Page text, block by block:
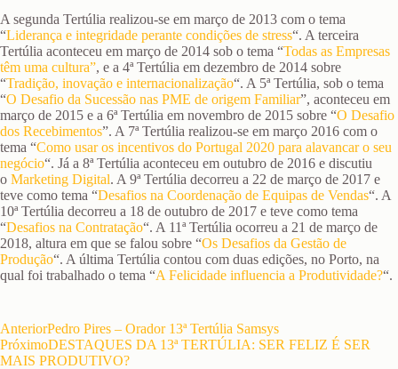
A segunda Tertúlia realizou-se em março de 2013 com o tema
“Liderança e integridade perante condições de stress“. A terceira
Tertúlia aconteceu em março de 2014 sob o tema “Todas as Empresas
têm uma cultura”, e a 4ª Tertúlia em dezembro de 2014 sobre
“Tradição, inovação e internacionalização“. A 5ª Tertúlia, sob o tema
“O Desafio da Sucessão nas PME de origem Familiar”, aconteceu em
março de 2015 e a 6ª Tertúlia em novembro de 2015 sobre “O Desafio
dos Recebimentos”. A 7ª Tertúlia realizou-se em março 2016 com o
tema “Como usar os incentivos do Portugal 2020 para alavancar o seu
negócio“. Já a 8ª Tertúlia aconteceu em outubro de 2016 e discutiu
o Marketing Digital. A 9ª Tertúlia decorreu a 22 de março de 2017 e
teve como tema “Desafios na Coordenação de Equipas de Vendas“. A
10ª Tertúlia decorreu a 18 de outubro de 2017 e teve como tema
“Desafios na Contratação“. A 11ª Tertúlia ocorreu a 21 de março de
2018, altura em que se falou sobre “Os Desafios da Gestão de
Produção“. A última Tertúlia contou com duas edições, no Porto, na
qual foi trabalhado o tema “A Felicidade influencia a Produtividade?“.
AnteriorPedro Pires – Orador 13ª Tertúlia Samsys
PróximoDESTAQUES DA 13ª TERTÚLIA: SER FELIZ É SER
MAIS PRODUTIVO?